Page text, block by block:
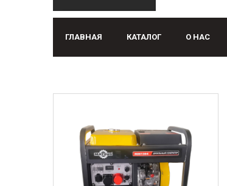
ГЛАВНАЯ КАТАЛОГ О НАС